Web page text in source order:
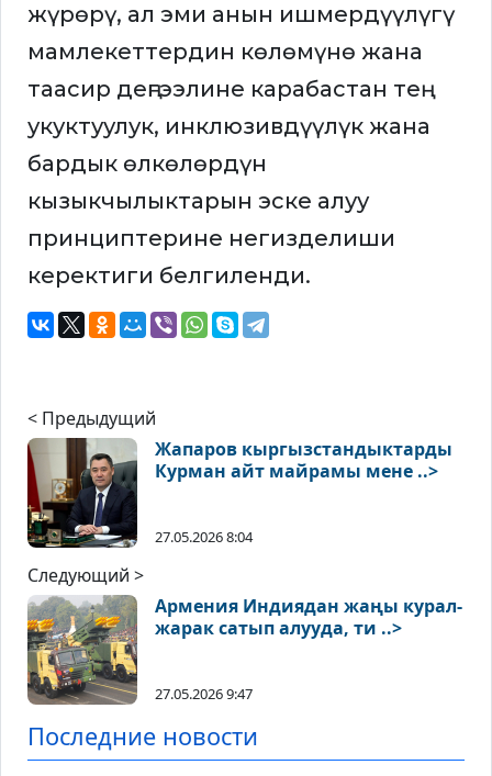
жүрөрү, ал эми анын ишмердүүлүгү
мамлекеттердин көлөмүнө жана
таасир деңгээлине карабастан тең
укуктуулук, инклюзивдүүлүк жана
бардык өлкөлөрдүн
кызыкчылыктарын эске алуу
принциптерине негизделиши
керектиги белгиленди.
< Предыдущий
Жапаров кыргызстандыктарды
Курман айт майрамы мене ..>
27.05.2026 8:04
Следующий >
Армения Индиядан жаңы курал-
жарак сатып алууда, ти ..>
27.05.2026 9:47
Последние новости